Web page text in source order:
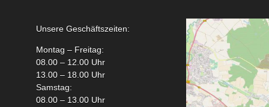
Unsere Geschäftszeiten:
Montag – Freitag:
08.00 – 12.00 Uhr
13.00 – 18.00 Uhr
Samstag:
08.00 – 13.00 Uhr